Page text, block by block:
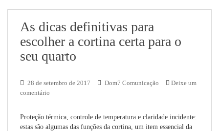
As dicas definitivas para
escolher a cortina certa para o
seu quarto
28 de setembro de 2017 Dom7 Comunicação
Deixe um
comentário
Proteção térmica, controle de temperatura e claridade incidente:
estas são algumas das funções da cortina, um item essencial da